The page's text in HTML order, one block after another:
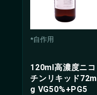
*自作用
120ml高濃度ニコ
チンリキッド72m
g VG50%+PG5